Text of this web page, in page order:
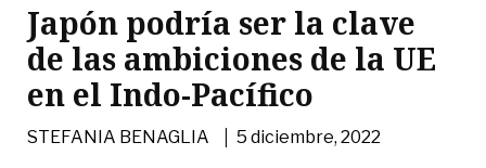
Japón podría ser la clave
de las ambiciones de la UE
en el Indo-Pacífico
STEFANIA BENAGLIA |5 diciembre, 2022